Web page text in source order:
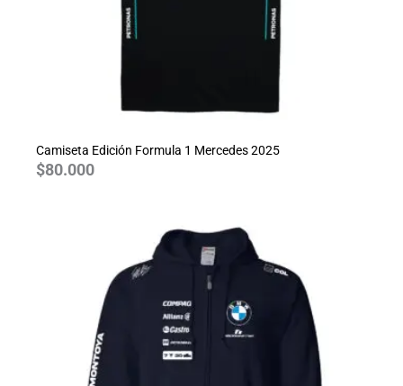
Camiseta Edición Formula 1 Mercedes 2025
$80.000